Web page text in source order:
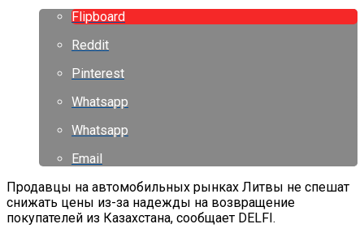
Flipboard
Reddit
Pinterest
Whatsapp
Whatsapp
Email
Продавцы на автомобильных рынках Литвы не спешат
снижать цены из-за надежды на возвращение
покупателей из Казахстана, сообщает DELFI.